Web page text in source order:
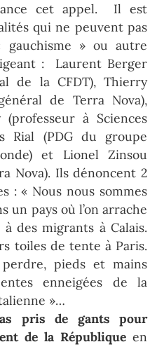
cet appel. Il est
qui ne peuvent pas
» ou autre
: Laurent Berger
de la CFDT), Thierry
de Terra Nova),
(professeur à Sciences
Rial (PDG du groupe
et Lionel Zinsou
Nova). Ils dénoncent 2
: « Nous nous sommes
un pays où l’on arrache
des migrants à Calais.
toiles de tente à Paris.
pieds et mains
enneigées de la
»…
pris de gants pour
de la République en